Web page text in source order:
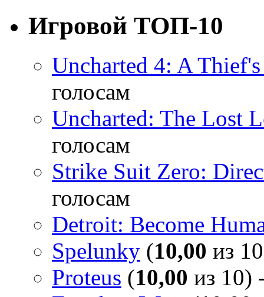
Игровой ТОП-10
Uncharted 4: A
голосам
Uncharted: The Lost
голосам
Strike Suit Zero:
голосам
Detroit: Become
Spelunky (10,00 из
Proteus (10,00 из 10)